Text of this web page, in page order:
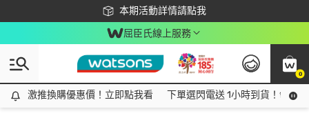
本期活動詳情請點我
下載app最高回饋$350
屈臣氏線上服務
0
激推換購優惠價！立即點我看
激推換購優惠價！立即點我看 下單選閃電送 1小時到貨！領神